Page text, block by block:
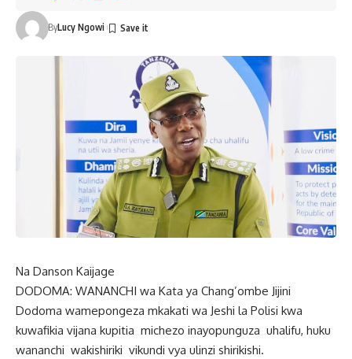
ByLucy Ngowi
Na Danson Kaijage
DODOMA: WANANCHI wa Kata ya Chang’ombe Jijini
Dodoma wamepongeza mkakati wa Jeshi la Polisi kwa
kuwafikia vijana kupitia michezo inayopunguza uhalifu, huku
wananchi wakishiriki vikundi vya ulinzi shirikishi.